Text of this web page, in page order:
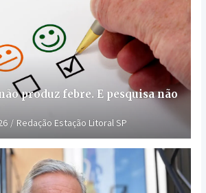
produz febre. E pesquisa não
Redação Estação Litoral SP